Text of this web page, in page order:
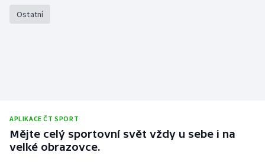
Ostatní
APLIKACE ČT SPORT
Mějte celý sportovní svět vždy u sebe i na
velké obrazovce.